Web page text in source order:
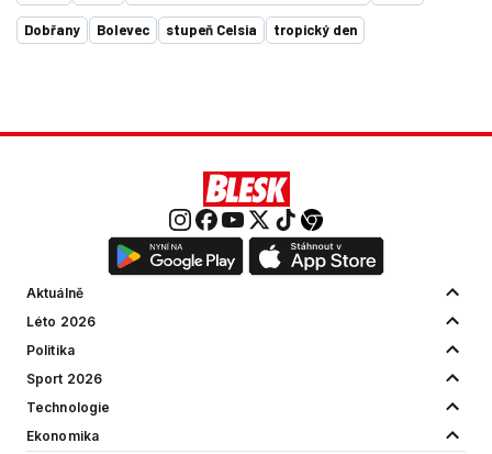
Dobřany Bolevec stupeň Celsia tropický den
Aktuálně
Léto 2026
Politika
Sport 2026
Technologie
Ekonomika